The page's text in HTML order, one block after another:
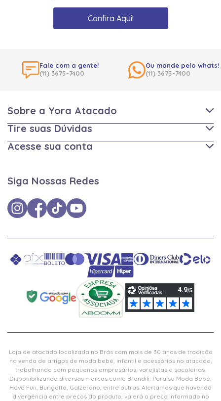
Confira Aqui!
Fale com a gente!
(11) 3675-7400
Ou mande pelo whats!
(11) 3675-7400
Sobre a Yora Atacado
Tire suas Dúvidas
Acesse sua conta
Siga Nossas Redes
Loja de atacado localizada no Brás com mais de 30 anos de tradição
na venda de artigos de moda bebê, infantil e acessórios no atacado,
trabalhando com pequenos empresários, varejistas e sacoleiras.
Disponibilizando diversas marcas como Brandili, Paraíso Moda Bebê,
Have Fun, Burigotto, Galzerano, entre outras. Alertamos que havendo
divergência entre preços do produto, valerá o preço informado no